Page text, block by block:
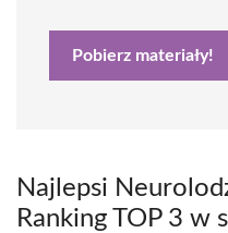
Pobierz materiały!
Najlepsi
Ranking TOP 3 w